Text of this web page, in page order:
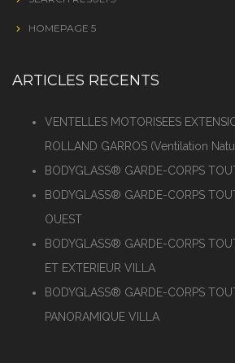
HOMEPAGE 5
ARTICLES RECENTS
VENTELLES MOTORISEES
ROLLAND GARROS (Ventilation
BODYGLASS® GARDE-CORPS
BODYGLASS® GARDE-CORPS
OUEST
BODYGLASS® GARDE-CORPS
ET EXTERIEUR VILLA
BODYGLASS® GARDE-CORPS
PANORAMIQUE VILLA